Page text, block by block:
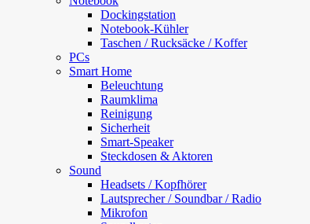
Dockingstation
Notebook-Kühler
Taschen / Rucksäcke / Koffer
PCs
Smart Home
Beleuchtung
Raumklima
Reinigung
Sicherheit
Smart-Speaker
Steckdosen & Aktoren
Sound
Headsets / Kopfhörer
Lautsprecher / Soundbar / Radio
Mikrofon